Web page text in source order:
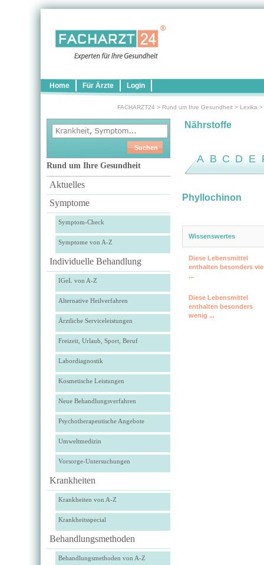
Home Für Ärzte Login
FACHARZT24 > Rund um Ihre Gesundheit > Lexika >
Rund um Ihre Gesundheit
Aktuelles
Symptome
Symptom-Check
Symptome von A-Z
Individuelle Behandlung
IGeL von A-Z
Alternative Heilverfahren
Ärztliche Serviceleistungen
Freizeit, Urlaub, Sport, Beruf
Labordiagnostik
Kosmetische Leistungen
Neue Behandlungsverfahren
Psychotherapeutische Angebote
Umweltmedizin
Vorsorge-Untersuchungen
Krankheiten
Krankheiten von A-Z
Krankheitsspecial
Behandlungsmethoden
Behandlungsmethoden von A-Z
Nährstoffe
A B C D E
Phyllochinon
Wissenswertes
Diese Lebensmittel
enthalten besonders
...
Diese Lebensmittel
enthalten besonders
wenig ...